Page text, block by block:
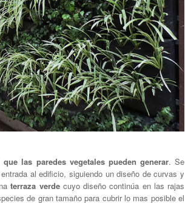
las paredes vegetales pueden generar. Se
al edificio, siguiendo un diseño de curvas y
terraza verdecuyo diseño continúa en las rajas
de gran tamaño para cubrir lo mas posible el